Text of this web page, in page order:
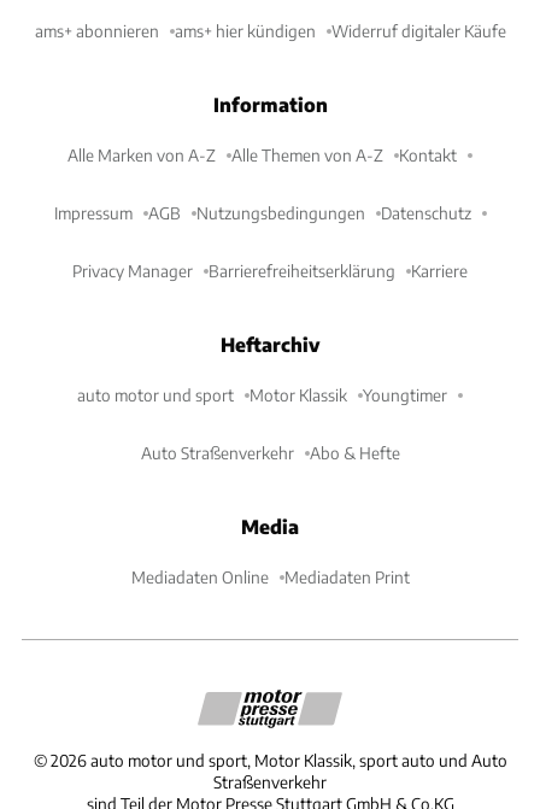
ams+ abonnieren ams+ hier kündigen Widerruf digitaler Käufe
Information
Alle Marken von A-Z Alle Themen von A-Z Kontakt
Impressum AGB Nutzungsbedingungen Datenschutz
Privacy Manager Barrierefreiheitserklärung Karriere
Heftarchiv
auto motor und sport Motor Klassik Youngtimer
Auto Straßenverkehr Abo & Hefte
Media
Mediadaten Online Mediadaten Print
©2026 auto motor und sport, Motor Klassik, sport auto und Auto
Straßenverkehr
sind Teil der Motor Presse Stuttgart GmbH & Co.KG